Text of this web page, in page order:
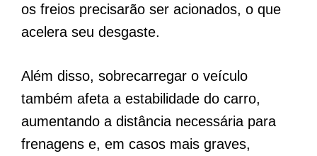
os freios precisarão ser acionados, o que
acelera seu desgaste.
Além disso, sobrecarregar o veículo
também afeta a estabilidade do carro,
aumentando a distância necessária para
frenagens e, em casos mais graves,